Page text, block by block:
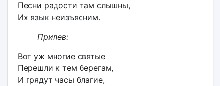
Песни радости там слышны,
Их язык неизъясним.
Припев:
Вот уж многие святые
Перешли к тем берегам,
И грядут часы благие,